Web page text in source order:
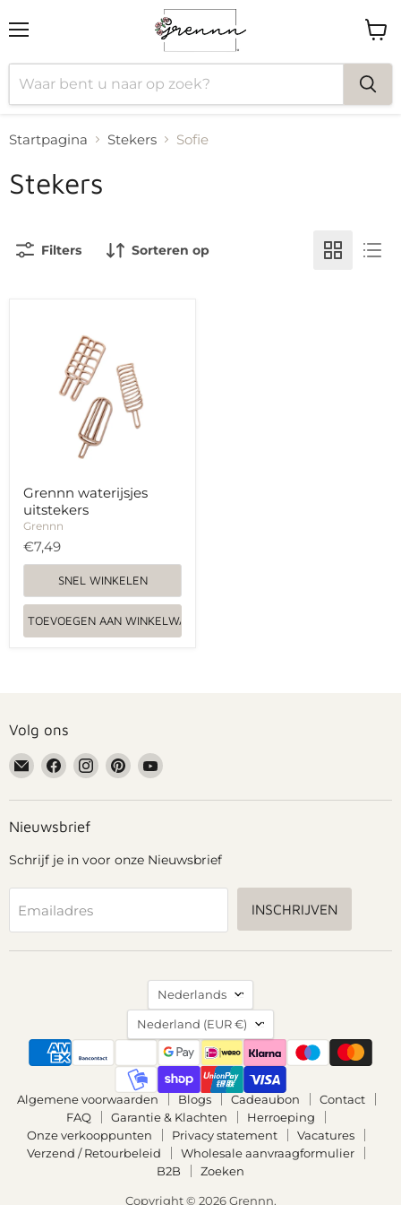
Startpagina Stekers Sofie
Stekers
Filters Sorteren op
uitstekers
Grennn waterijsjes
uitstekers
Grennn
€7,49
SNEL WINKELEN
TOEVOEGEN AAN WINKELWAGEN
Volg ons
Email
Grennn
Vind
ons
op
Facebook
Vind
ons
op
Vind
ons
op
Vind
op
Nieuwsbrief
Schrijf je in voor onze Nieuwsbrief
Emailadres INSCHRIJVEN
Taal
Nederlands
Land
Nederland (EUR €)
Algemene voorwaarden Blogs Cadeaubon
Contact
FAQ
Garantie & Klachten
Herroeping
Onze verkooppunten
Privacy statement
Vacatures
Verzend / Retourbeleid
Wholesale aanvraagformulier
B2B
Zoeken
Copyright © 2026 Grennn.